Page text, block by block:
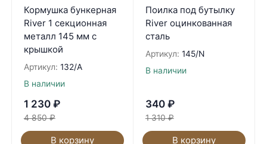
Кормушка бункерная
River 1 секционная
металл 145 мм с
крышкой
Артикул: 132/A
В наличии
1 230 ₽
4 850 ₽
В корзину
Поилка под бутылку
River оцинкованная
сталь
Артикул: 145/N
В наличии
340 ₽
1 310 ₽
В корзину